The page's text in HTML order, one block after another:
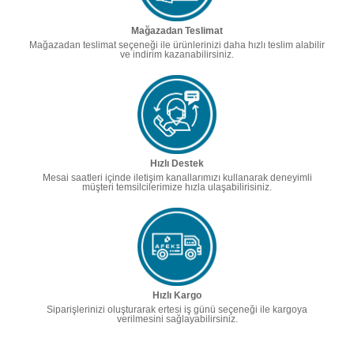
Mağazadan Teslimat
Mağazadan teslimat seçeneği ile ürünlerinizi daha hızlı teslim alabilir
ve indirim kazanabilirsiniz.
Hızlı Destek
Mesai saatleri içinde iletişim kanallarımızı kullanarak deneyimli
müşteri temsilcilerimize hızla ulaşabilirisiniz.
Hızlı Kargo
Siparişlerinizi oluşturarak ertesi iş günü seçeneği ile kargoya
verilmesini sağlayabilirsiniz.